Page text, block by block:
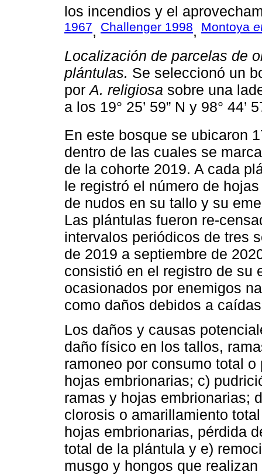
los incendios y el
1967, Challenger 1998, Montoya
Localización de parcelas de
plántulas. Se seleccionó un
porA. religiosa sobre una
a los 19° 25’ 59” N y 98° 44’
En este bosque se ubicaron
dentro de las cuales se
de la cohorte 2019. A cada
le registró el número de
de nudos en su tallo y su
Las plántulas fueron re-
intervalos periódicos de tres
de 2019 a septiembre de
consistió en el registro de su
ocasionados por enemigos
como daños debidos a
Los daños y causas
daño físico en los tallos,
ramoneo por consumo total
hojas embrionarias; c)
ramas y hojas embrionarias;
clorosis o amarillamiento
hojas embrionarias, pérdida
total de la plántula y e)
musgo y hongos que